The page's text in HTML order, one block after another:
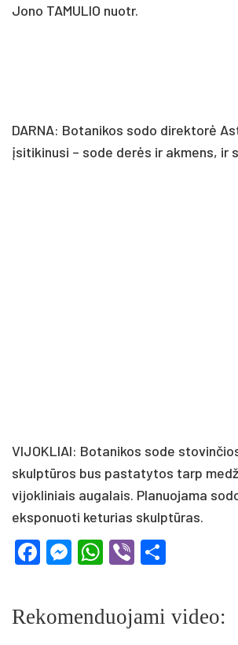
Jono TAMULIO nuotr.
DARNA: Botanikos sodo direktorė
įsitikinusi – sode derės ir akmens, ir
VIJOKLIAI: Botanikos sode
skulptūros bus pastatytos tarp
vijokliniais augalais. Planuojama
eksponuoti keturias skulptūras.
Facebook
Messenger
WhatsApp
Viber
Rekomenduojami video: